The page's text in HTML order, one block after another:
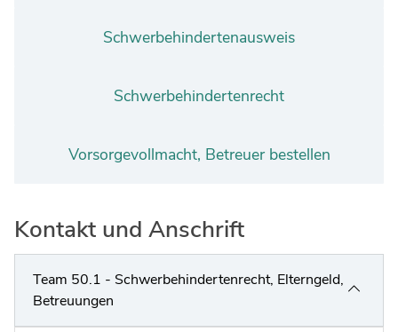
Schwerbehindertenausweis
Schwerbehindertenrecht
Vorsorgevollmacht, Betreuer bestellen
Kontakt und Anschrift
Team 50.1 - Schwerbehindertenrecht, Elterngeld,
Betreuungen